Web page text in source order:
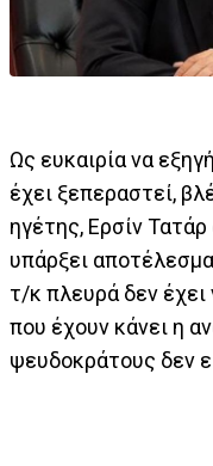
Ως ευκαιρία να
έχει ξεπεραστεί,
ηγέτης, Ερσίν
υπάρξει
τ/κ πλευρά δεν έχει
που έχουν κάνει η
ψευδοκράτους δεν